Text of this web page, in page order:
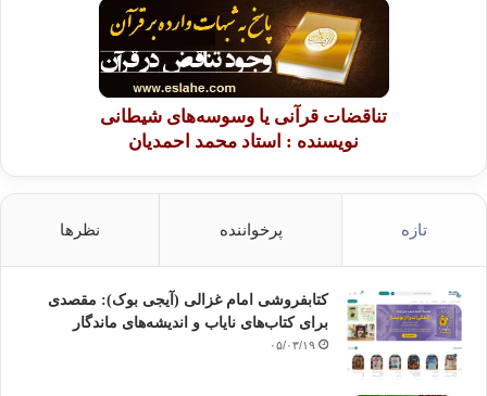
تناقضات قرآنی یا وسوسه‌های شیطانی
نویسنده : استاد محمد احمدیان
تازه پرخواننده نظرها
کتابفروشی امام غزالی (آیجی بوک): مقصدی
برای کتاب‌های نایاب و اندیشه‌های ماندگار
۰۵/۰۳/۱۹